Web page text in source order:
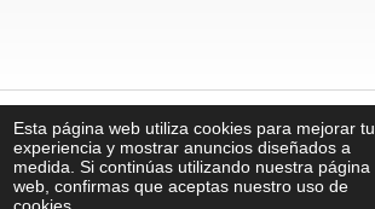
Esta página web utiliza cookies para mejorar tu
experiencia y mostrar anuncios diseñados a
medida. Si continúas utilizando nuestra página
web, confirmas que aceptas nuestro uso de
⠀